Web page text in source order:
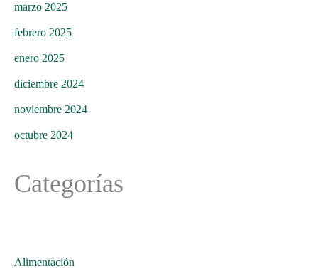
marzo 2025
febrero 2025
enero 2025
diciembre 2024
noviembre 2024
octubre 2024
Categorías
Alimentación